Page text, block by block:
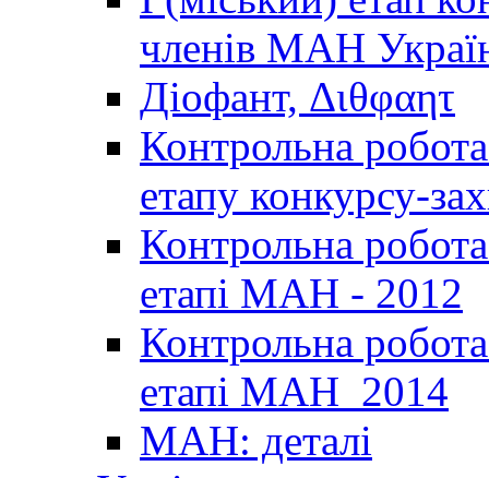
членів МАН
Діофант, Διθφαητ
Контрольна
етапу конкурсу-
Контрольна
етапі МАН - 2012
Контрольна
етапі МАН_2014
МАН: деталі